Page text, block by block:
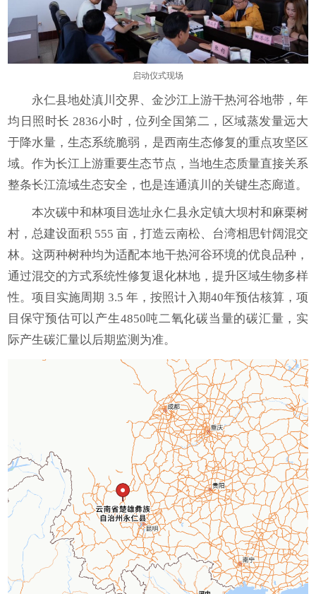
启动仪式现场
永仁县地处滇川交界、金沙江上游干热河谷地带，年
均日照时长 2836小时，位列全国第二，区域蒸发量远大
于降水量，生态系统脆弱，是西南生态修复的重点攻坚区
域。作为长江上游重要生态节点，当地生态质量直接关系
整条长江流域生态安全，也是连通滇川的关键生态廊道。
本次碳中和林项目选址永仁县永定镇大坝村和麻栗树
村，总建设面积 555 亩，打造云南松、台湾相思针阔混交
林。这两种树种均为适配本地干热河谷环境的优良品种，
通过混交的方式系统性修复退化林地，提升区域生物多样
性。项目实施周期 3.5 年，按照计入期40年预估核算，项
目保守预估可以产生4850吨二氧化碳当量的碳汇量，实
际产生碳汇量以后期监测为准。